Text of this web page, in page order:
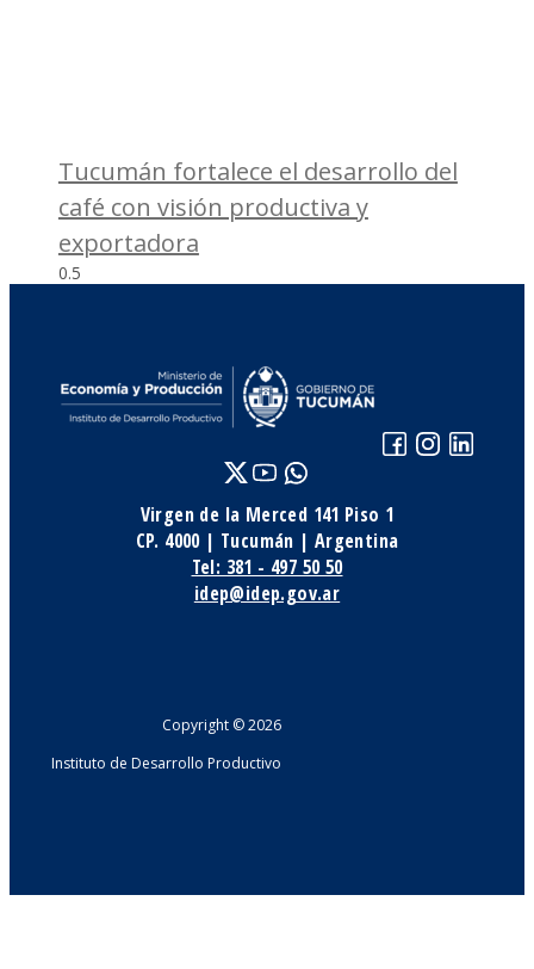
Tucumán fortalece el desarrollo del
café con visión productiva y
exportadora
Virgen de la Merced 141 Piso 1
CP. 4000 | Tucumán | Argentina
Tel: 381 - 497 50 50
idep@idep.gov.ar
Copyright © 2026
Instituto de Desarrollo Productivo